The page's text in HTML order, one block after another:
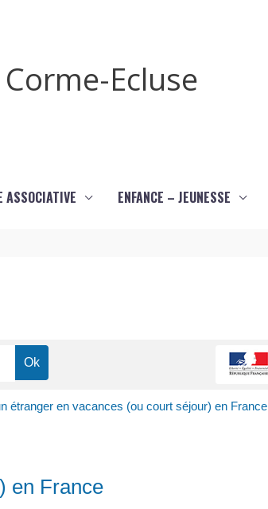
Ecluse
ASSOCIATIVE ENFANCE – JEUNESSE
étranger en vacances (ou court séjour) en France
en France